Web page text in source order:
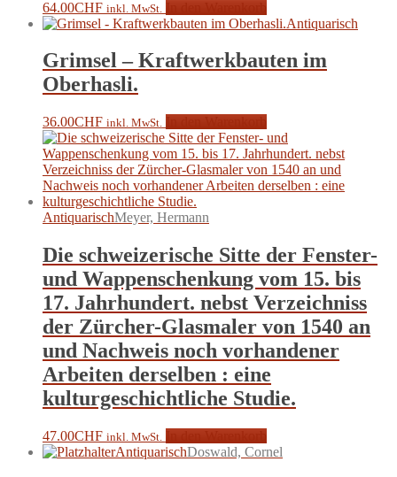
64.00CHF inkl. MwSt.
Antiquarisch
Grimsel – Kraftwerkbauten im
Oberhasli.
36.00CHF inkl. MwSt.
AntiquarischMeyer, Hermann
Die schweizerische Sitte der Fenster-
und Wappenschenkung vom 15. bis
17. Jahrhundert. nebst Verzeichniss
der Zürcher-Glasmaler von 1540 an
und Nachweis noch vorhandener
Arbeiten derselben : eine
kulturgeschichtliche Studie.
47.00CHF inkl. MwSt.
AntiquarischDoswald, Cornel